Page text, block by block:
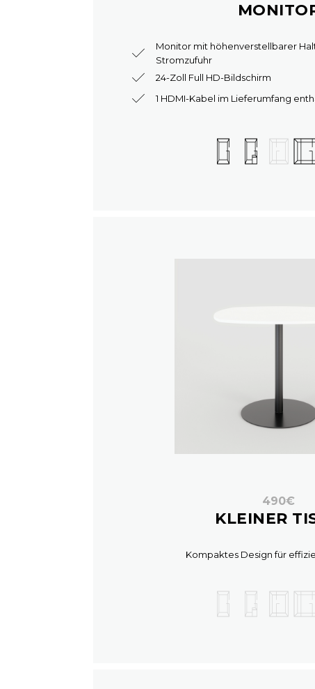
Monitor mit höhenverstellbarer
Stromzufuhr
24-Zoll Full HD-Bildschirm
1 HDMI-Kabel im Lieferumfang
490€
KLEINER
Kompaktes Design für